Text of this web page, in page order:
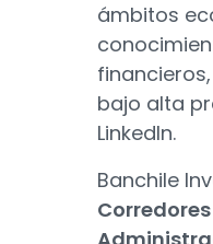
ámbitos
bajo alta
LinkedIn.
Banchile